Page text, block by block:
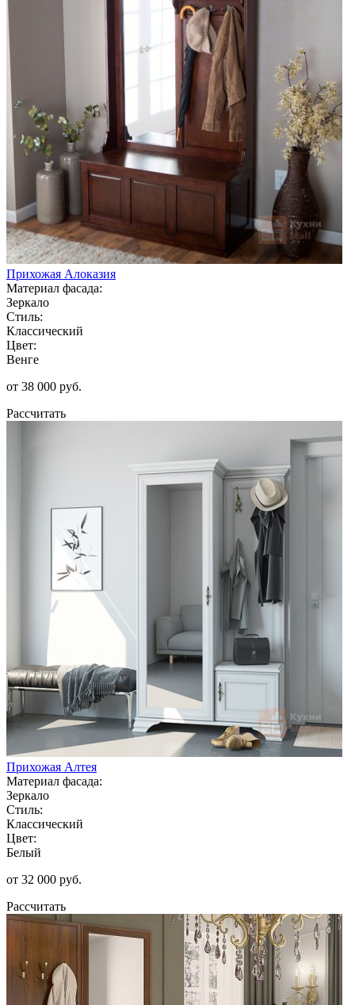
Прихожая Алоказия
Материал фасада:
Зеркало
Стиль:
Классический
Цвет:
Венге
от 38 000 руб.
Рассчитать
Прихожая Алтея
Материал фасада:
Зеркало
Стиль:
Классический
Цвет:
Белый
от 32 000 руб.
Рассчитать